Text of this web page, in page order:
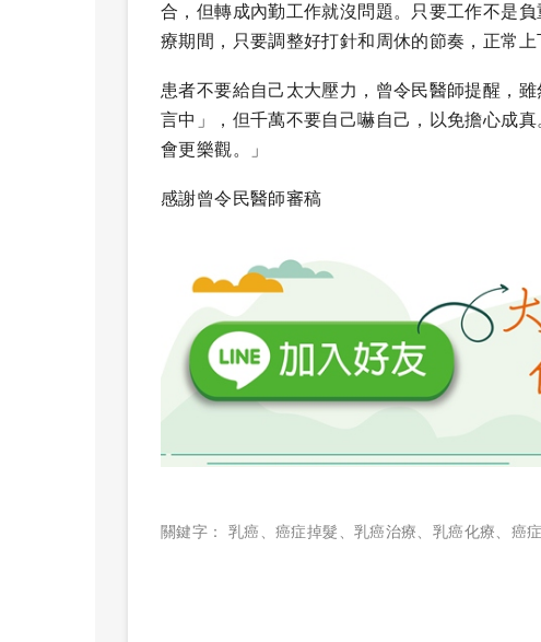
合，但轉成內勤工作就沒問題。只要工作不是
療期間，只要調整好打針和周休的節奏，正常上
患者不要給自己太大壓力，曾令民醫師提醒，
言中」，但千萬不要自己嚇自己，以免擔心成
會更樂觀。」
感謝曾令民醫師審稿
關鍵字： 乳癌 癌症掉髮 乳癌治療 乳癌化療 癌